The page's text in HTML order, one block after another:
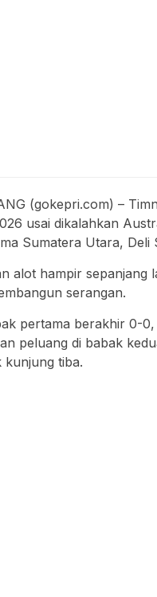
(gokepri.com) –
usai dikalahkan
Sumatera Utara, Deli
alot hampir sepanjang
serangan.
pertama berakhir 0-
peluang di babak
kunjung tiba.